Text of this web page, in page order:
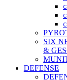
SIX
&
DEFENSE